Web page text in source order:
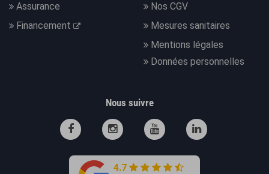
Assurance
Financement
Nos CGV
Mesures sanitaires
Mentions légales
Données personnelles
Nous suivre
4.7